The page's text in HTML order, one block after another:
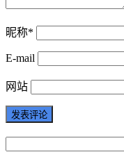
昵称*
E-mail
网站